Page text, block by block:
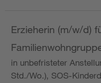
Erzieherin (m/w/d)
in unbefristeter
Std./Wo.), SOS-